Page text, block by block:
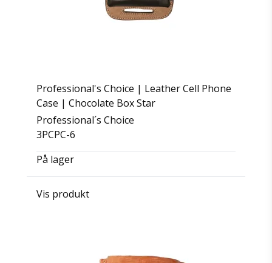
Professional's Choice | Leather Cell Phone
Case | Chocolate Box Star
Professional´s Choice
3PCPC-6
På lager
Vis produkt